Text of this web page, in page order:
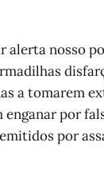
alerta nosso
a tomarem
enganar por
por